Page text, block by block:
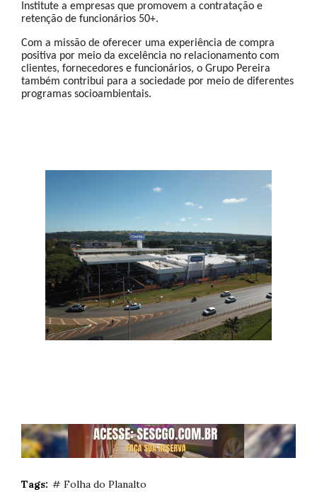
Institute a empresas que promovem a contratação e
retenção de funcionários 50+.
Com a missão de oferecer uma experiência de compra
positiva por meio da excelência no relacionamento com
clientes, fornecedores e funcionários, o Grupo Pereira
também contribui para a sociedade por meio de diferentes
programas socioambientais.
Tags: # Folha do Planalto